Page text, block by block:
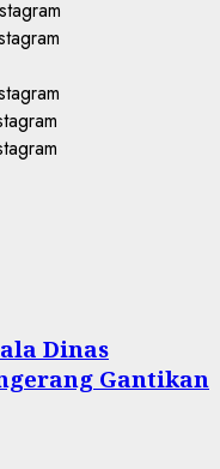
Dinas
Gantikan